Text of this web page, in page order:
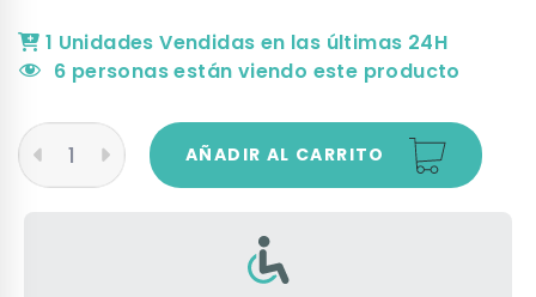
1 Unidades Vendidas en las últimas 24H
6 personas están viendo este producto
AÑADIR AL CARRITO